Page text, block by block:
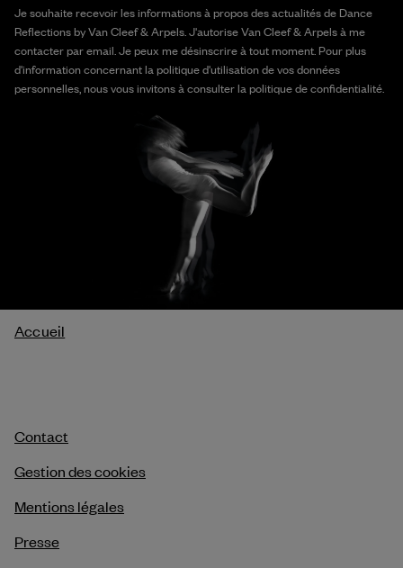
Je souhaite recevoir les informations à propos des actualités de Dance
Reflections by Van Cleef & Arpels. J'autorise Van Cleef & Arpels à me
contacter par email. Je peux me désinscrire à tout moment. Pour plus
d'information concernant la politique d'utilisation de vos données
personnelles, nous vous invitons à consulter la politique de confidentialité.
Fil
Accueil
Contact
Gestion des cookies
Mentions légales
Presse